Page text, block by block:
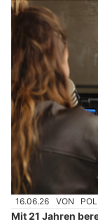
16.06.26 VON
Mit 21 Jahren